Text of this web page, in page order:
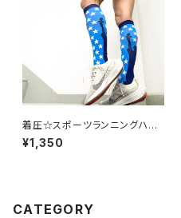
着圧☆スポーツランニングハイ
ソックス nysta F5
¥1,350
CATEGORY